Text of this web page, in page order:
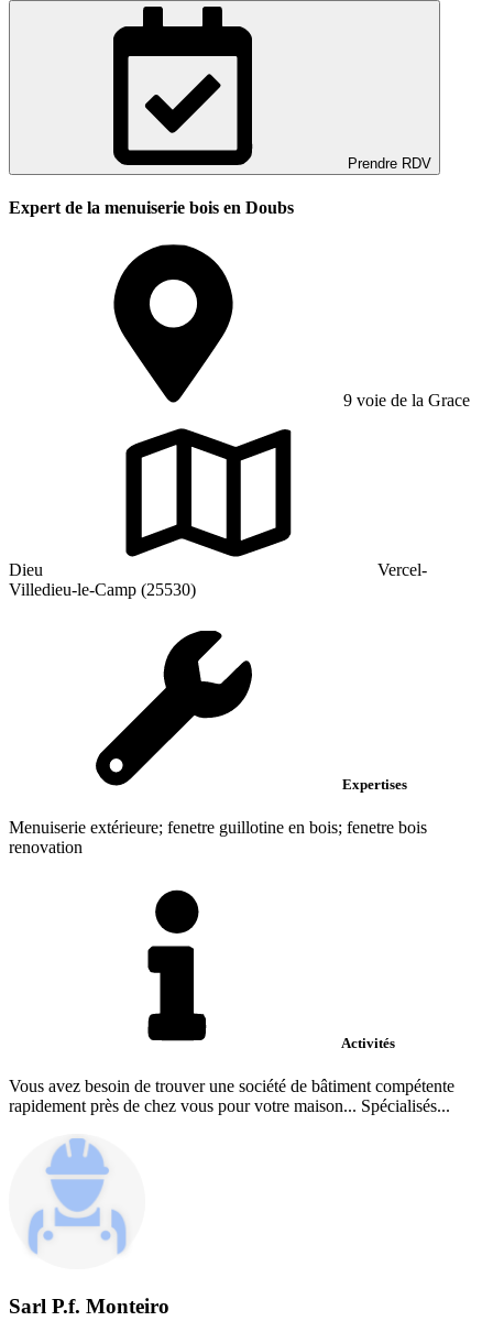
Prendre RDV
Expert de la menuiserie bois en Doubs
9 voie de la Grace
Dieu
Vercel-
Villedieu-le-Camp (25530)
Expertises
Menuiserie extérieure; fenetre guillotine en bois; fenetre bois
renovation
Activités
Vous avez besoin de trouver une société de bâtiment compétente
rapidement près de chez vous pour votre maison... Spécialisés...
Sarl P.f. Monteiro